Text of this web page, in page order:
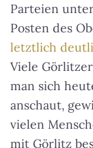
Parteien
Posten des
letztlich
Viele
man sich
anschaut,
vielen
mit Görlitz